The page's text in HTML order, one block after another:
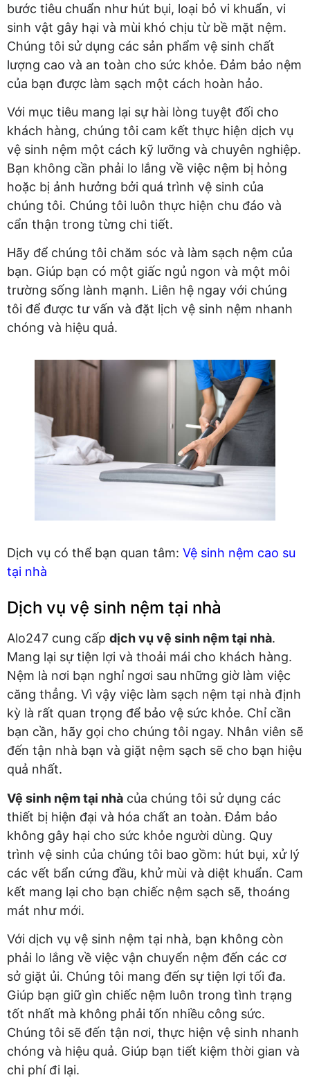
bước tiêu chuẩn như hút bụi, loại bỏ vi khuẩn, vi
sinh vật gây hại và mùi khó chịu từ bề mặt nệm.
Chúng tôi sử dụng các sản phẩm vệ sinh chất
lượng cao và an toàn cho sức khỏe. Đảm bảo nệm
của bạn được làm sạch một cách hoàn hảo.
Với mục tiêu mang lại sự hài lòng tuyệt đối cho
khách hàng, chúng tôi cam kết thực hiện dịch vụ
vệ sinh nệm một cách kỹ lưỡng và chuyên nghiệp.
Bạn không cần phải lo lắng về việc nệm bị hỏng
hoặc bị ảnh hưởng bởi quá trình vệ sinh của
chúng tôi. Chúng tôi luôn thực hiện chu đáo và
cẩn thận trong từng chi tiết.
Hãy để chúng tôi chăm sóc và làm sạch nệm của
bạn. Giúp bạn có một giấc ngủ ngon và một môi
trường sống lành mạnh. Liên hệ ngay với chúng
tôi để được tư vấn và đặt lịch vệ sinh nệm nhanh
chóng và hiệu quả.
Dịch vụ có thể bạn quan tâm: Vệ sinh nệm cao su
tại nhà
Dịch vụ vệ sinh nệm tại nhà
Alo247 cung cấp dịch vụ vệ sinh nệm tại nhà.
Mang lại sự tiện lợi và thoải mái cho khách hàng.
Nệm là nơi bạn nghỉ ngơi sau những giờ làm việc
căng thẳng. Vì vậy việc làm sạch nệm tại nhà định
kỳ là rất quan trọng để bảo vệ sức khỏe. Chỉ cần
bạn cần, hãy gọi cho chúng tôi ngay. Nhân viên sẽ
đến tận nhà bạn và giặt nệm sạch sẽ cho bạn hiệu
quả nhất.
Vệ sinh nệm tại nhà của chúng tôi sử dụng các
thiết bị hiện đại và hóa chất an toàn. Đảm bảo
không gây hại cho sức khỏe người dùng. Quy
trình vệ sinh của chúng tôi bao gồm: hút bụi, xử lý
các vết bẩn cứng đầu, khử mùi và diệt khuẩn. Cam
kết mang lại cho bạn chiếc nệm sạch sẽ, thoáng
mát như mới.
Với dịch vụ vệ sinh nệm tại nhà, bạn không còn
phải lo lắng về việc vận chuyển nệm đến các cơ
sở giặt ủi. Chúng tôi mang đến sự tiện lợi tối đa.
Giúp bạn giữ gìn chiếc nệm luôn trong tình trạng
tốt nhất mà không phải tốn nhiều công sức.
Chúng tôi sẽ đến tận nơi, thực hiện vệ sinh nhanh
chóng và hiệu quả. Giúp bạn tiết kiệm thời gian và
chi phí đi lại.